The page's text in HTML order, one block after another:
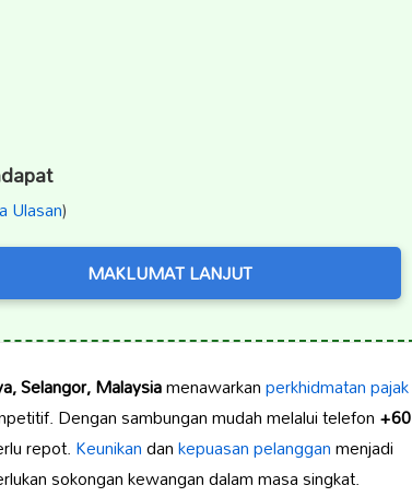
Ulasan)
MAKLUMAT LANJUT
Selangor, Malaysiamenawarkanperkhidmatan pajak
Dengan sambungan mudah melalui telefon+60
repot.Keunikandankepuasan pelangganmenjadi
sokongan kewangan dalam masa singkat.